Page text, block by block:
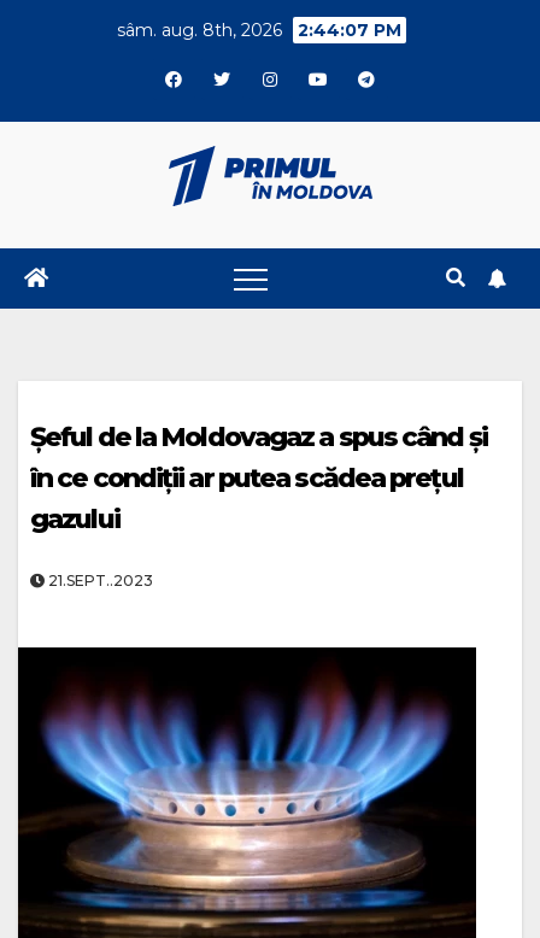
sâm. aug. 8th, 2026 2:44:08 PM
Șeful de la Moldovagaz a spus când și
în ce condiții ar putea scădea prețul
gazului
21.SEPT..2023